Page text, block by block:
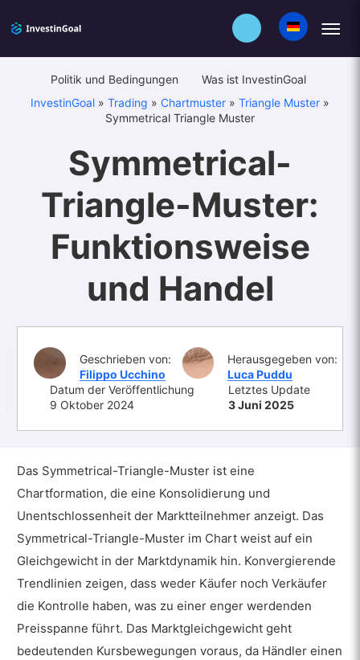
Politik und Bedingungen
Was ist InvestinGoal
InvestinGoal » Trading » Chartmuster » Triangle Muster »
Symmetrical Triangle Muster
Symmetrical-
Triangle-Muster:
Funktionsweise
und Handel
Geschrieben von:
Filippo Ucchino
Herausgegeben von:
Luca Puddu
Datum der Veröffentlichung
9 Oktober 2024
Letztes Update
3 Juni 2025
Das Symmetrical-Triangle-Muster ist eine
Chartformation, die eine Konsolidierung und
Unentschlossenheit der Marktteilnehmer anzeigt. Das
Symmetrical-Triangle-Muster im Chart weist auf ein
Gleichgewicht in der Marktdynamik hin. Konvergierende
Trendlinien zeigen, dass weder Käufer noch Verkäufer
die Kontrolle haben, was zu einer enger werdenden
Preisspanne führt. Das Marktgleichgewicht geht
bedeutenden Kursbewegungen voraus, da Händler einen